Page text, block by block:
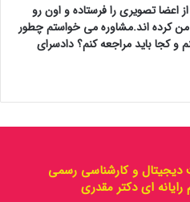
تصویری را فرستاده و اون رو
کرده اند.مشاوره می خواستم چطور
و کجا باید مراجعه کنم؟ دادسرای
دیجیتال و کارشناسی رسمی
رایانه ای دکتر مقدری